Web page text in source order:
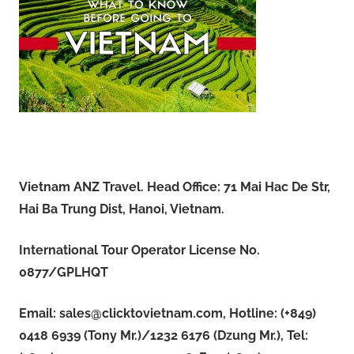
Vietnam ANZ Travel. Head Office: 71 Mai Hac De Str,
Hai Ba Trung Dist, Hanoi, Vietnam.
International Tour Operator License No.
0877/GPLHQT
Email: sales@clicktovietnam.com, Hotline: (+849)
0418 6939 (Tony Mr.)/1232 6176 (Dzung Mr.), Tel: